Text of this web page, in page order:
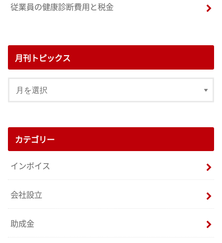
従業員の健康診断費用と税金
月刊トピックス
カテゴリー
インボイス
会社設立
助成金